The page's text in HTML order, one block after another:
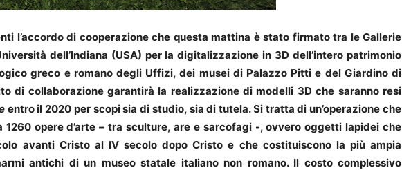
l’accordo di cooperazione che questa mattina è stato firmato tra le Gallerie
dell’Indiana (USA) per la digitalizzazione in 3D dell’intero patrimonio
greco e romano degli Uffizi, dei musei di Palazzo Pitti e del Giardino di
di collaborazione garantirà la realizzazione di modelli 3D che saranno resi
entro il 2020 per scopi sia di studio, sia di tutela. Si tratta di un’operazione che
1260 opere d’arte – tra sculture, are e sarcofagi -, ovvero oggetti lapidei che
avanti Cristo al IV secolo dopo Cristo e che costituiscono la più ampia
antichi di un museo statale italiano non romano. Il costo complessivo